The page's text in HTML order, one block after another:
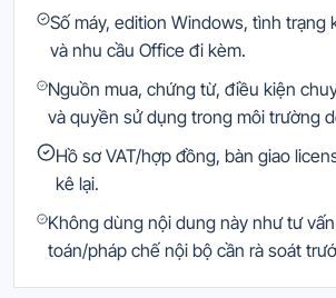
Số máy, edition Windows, tình trạng
và nhu cầu Office đi kèm.
Nguồn mua, chứng từ, điều kiện
và quyền sử dụng trong môi trường
Hồ sơ VAT/hợp đồng, bàn giao
kê lại.
Không dùng nội dung này như tư
toán/pháp chế nội bộ cần rà soát